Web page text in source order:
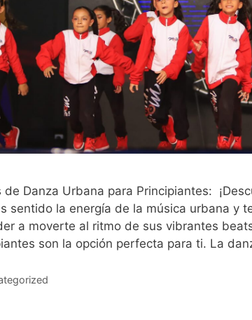
de Danza Urbana para Principiantes:
sentido la energía de la música urbana y
a moverte al ritmo de sus vibrantes
son la opción perfecta para ti. La